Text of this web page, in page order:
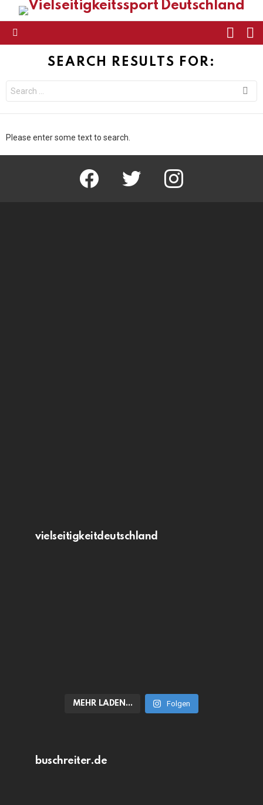
SEARCH RESULTS FOR:
for:
Please enter some text to search.
facebook twitter instagram
vielseitigkeitdeutschland
MEHR LADEN… Folgen
buschreiter.de